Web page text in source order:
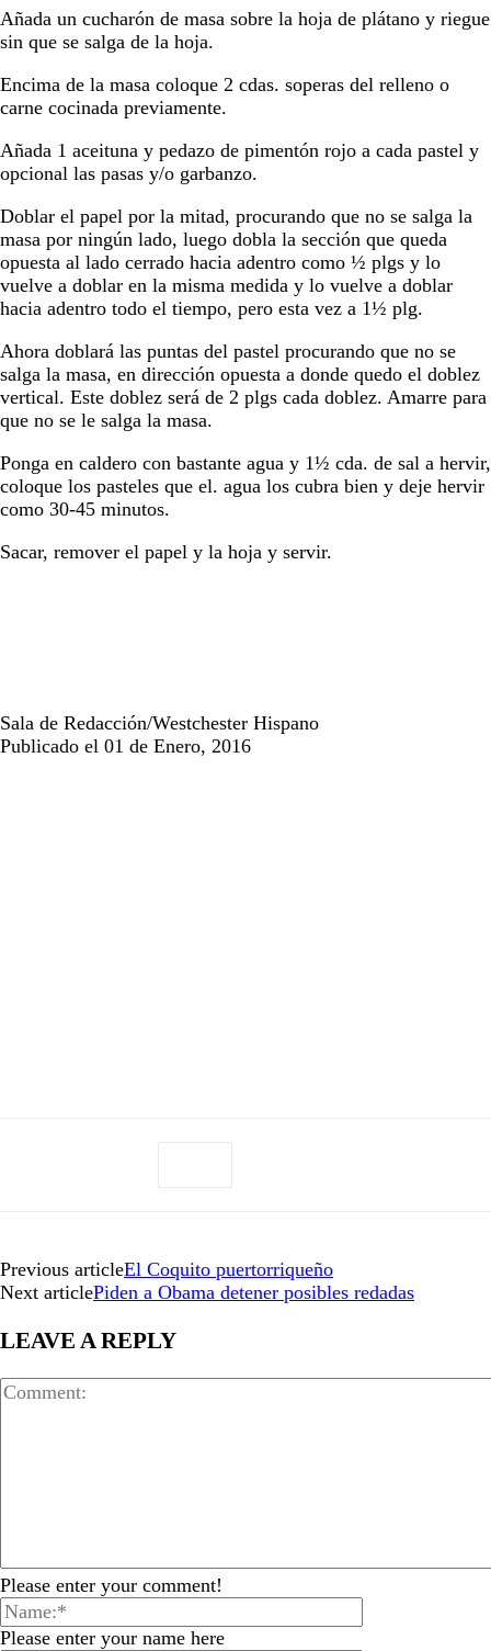
Añada un cucharón de masa sobre la hoja de plátano y riegue
sin que se salga de la hoja.
Encima de la masa coloque 2 cdas. soperas del relleno o
carne cocinada previamente.
Añada 1 aceituna y pedazo de pimentón rojo a cada pastel y
opcional las pasas y/o garbanzo.
Doblar el papel por la mitad, procurando que no se salga la
masa por ningún lado, luego dobla la sección que queda
opuesta al lado cerrado hacia adentro como ½ plgs y lo
vuelve a doblar en la misma medida y lo vuelve a doblar
hacia adentro todo el tiempo, pero esta vez a 1½ plg.
Ahora doblará las puntas del pastel procurando que no se
salga la masa, en dirección opuesta a donde quedo el doblez
vertical. Este doblez será de 2 plgs cada doblez. Amarre para
que no se le salga la masa.
Ponga en caldero con bastante agua y 1½ cda. de sal a hervir,
coloque los pasteles que el. agua los cubra bien y deje hervir
como 30-45 minutos.
Sacar, remover el papel y la hoja y servir.
Sala de Redacción/Westchester Hispano
Publicado el 01 de Enero, 2016
Previous articleEl Coquito puertorriqueño
Next articlePiden a Obama detener posibles redadas
LEAVE A REPLY
Please enter your comment!
Please enter your name here